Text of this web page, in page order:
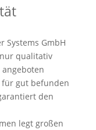
Systems GmbH
qualitativ
für gut befunden
den
legt großen